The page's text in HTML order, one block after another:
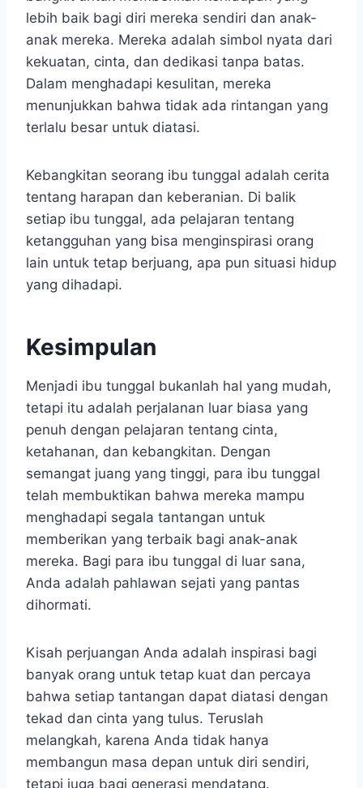
lebih baik bagi diri mereka sendiri dan anak-
anak mereka. Mereka adalah simbol nyata dari
kekuatan, cinta, dan dedikasi tanpa batas.
Dalam menghadapi kesulitan, mereka
menunjukkan bahwa tidak ada rintangan yang
terlalu besar untuk diatasi.
Kebangkitan seorang ibu tunggal adalah cerita
tentang harapan dan keberanian. Di balik
setiap ibu tunggal, ada pelajaran tentang
ketangguhan yang bisa menginspirasi orang
lain untuk tetap berjuang, apa pun situasi hidup
yang dihadapi.
Kesimpulan
Menjadi ibu tunggal bukanlah hal yang mudah,
tetapi itu adalah perjalanan luar biasa yang
penuh dengan pelajaran tentang cinta,
ketahanan, dan kebangkitan. Dengan
semangat juang yang tinggi, para ibu tunggal
telah membuktikan bahwa mereka mampu
menghadapi segala tantangan untuk
memberikan yang terbaik bagi anak-anak
mereka. Bagi para ibu tunggal di luar sana,
Anda adalah pahlawan sejati yang pantas
dihormati.
Kisah perjuangan Anda adalah inspirasi bagi
banyak orang untuk tetap kuat dan percaya
bahwa setiap tantangan dapat diatasi dengan
tekad dan cinta yang tulus. Teruslah
melangkah, karena Anda tidak hanya
membangun masa depan untuk diri sendiri,
tetapi juga bagi generasi mendatang.